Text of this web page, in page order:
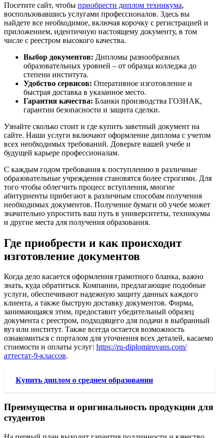
Посетите сайт, чтобы приобрести диплом техникума,
воспользовавшись услугами профессионалов. Здесь вы
найдете все необходимое, включая корочку с регистрацией и
приложением, идентичную настоящему документу, в том
числе с реестром высокого качества.
Выбор документов: Дипломы разнообразных
образовательных уровней – от образца колледжа до
степени института.
Удобство сервисов: Оперативное изготовление и
быстрая доставка в указанное место.
Гарантия качества: Бланки производства ГОЗНАК,
гарантии безопасности и защита сделки.
Узнайте сколько стоит и где купить заветный документ на
сайте. Наши услуги включают оформление диплома с учетом
всех необходимых требований. Доверьте вашей учебе и
будущей карьере профессионалам.
С каждым годом требования к поступлению в различные
образовательные учреждения становятся более строгими. Для
того чтобы облегчить процесс вступления, многие
абитуриенты прибегают к различным способам получения
необходимых документов. Получение бумаги об учебе может
значительно упростить ваш путь в университеты, техникумы
и другие места для получения образования.
Где приобрести и как происходит
изготовление документов
Когда дело касается оформления грамотного бланка, важно
знать, куда обратиться. Компании, предлагающие подобные
услуги, обеспечивают надежную защиту данных каждого
клиента, а также быструю доставку документов. Фирма,
занимающаяся этим, предоставит убедительный образец
документа с реестром, подходящего для подачи в выбранный
вуз или институт. Также всегда остается возможность
ознакомиться с порталом для уточнения всех деталей, касаемо
стоимости и оплаты услуг: https://ru-diplomirovans.com/
аттестат-9-классов.
Купить диплом о среднем образовании
Преимущества и оригинальность продукции для
студентов